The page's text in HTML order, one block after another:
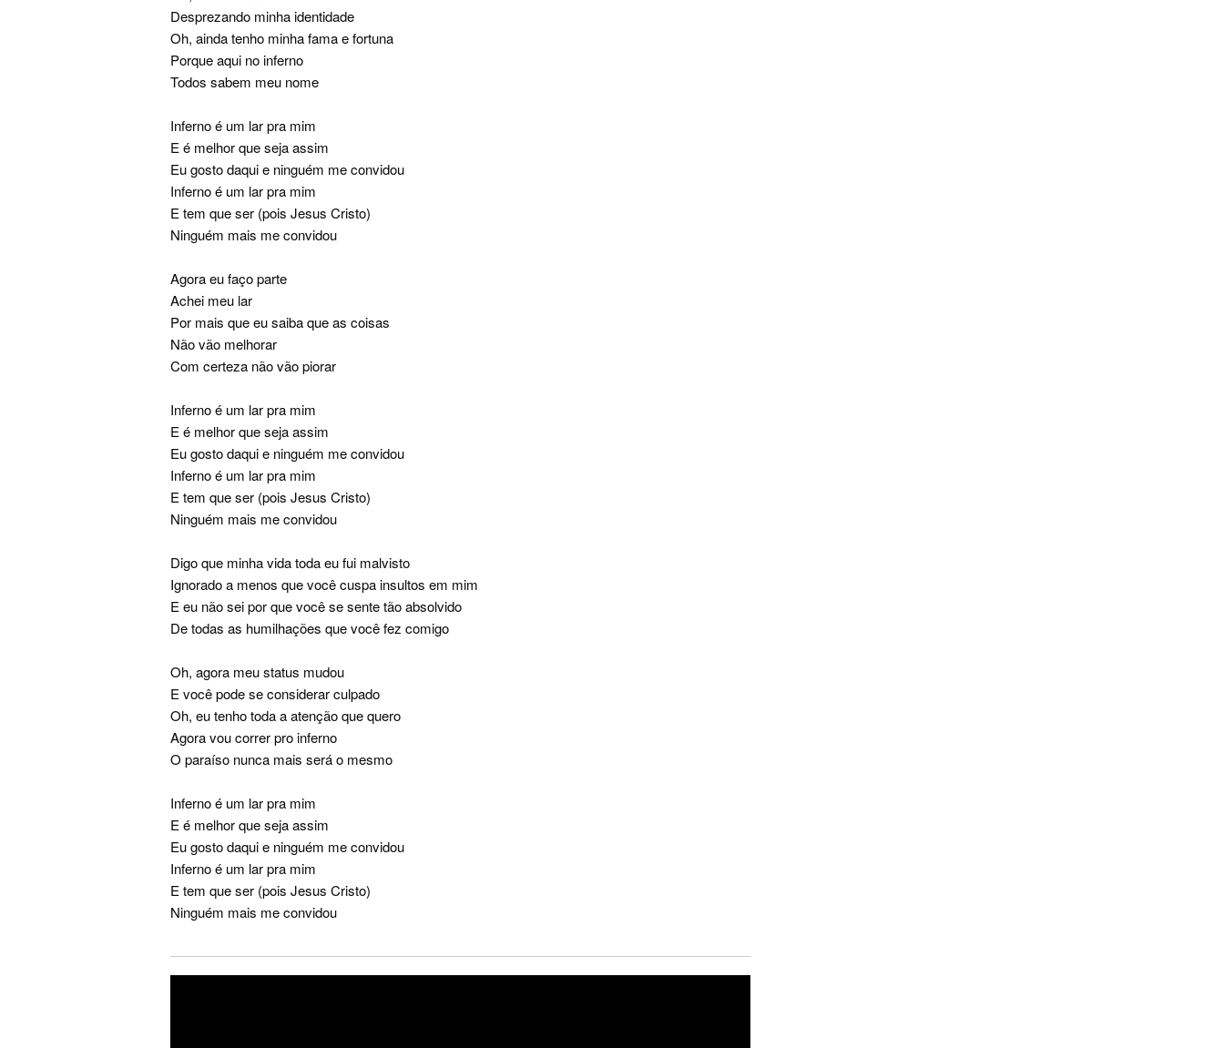
Desprezando minha identidade
Oh, ainda tenho minha fama e fortuna
Porque aqui no inferno
Todos sabem meu nome
Inferno é um lar pra mim
E é melhor que seja assim
Eu gosto daqui e ninguém me convidou
Inferno é um lar pra mim
E tem que ser (pois Jesus Cristo)
Ninguém mais me convidou
Agora eu faço parte
Achei meu lar
Por mais que eu saiba que as coisas
Não vão melhorar
Com certeza não vão piorar
Inferno é um lar pra mim
E é melhor que seja assim
Eu gosto daqui e ninguém me convidou
Inferno é um lar pra mim
E tem que ser (pois Jesus Cristo)
Ninguém mais me convidou
Digo que minha vida toda eu fui malvisto
Ignorado a menos que você cuspa insultos em mim
E eu não sei por que você se sente tão absolvido
De todas as humilhações que você fez comigo
Oh, agora meu status mudou
E você pode se considerar culpado
Oh, eu tenho toda a atenção que quero
Agora vou correr pro inferno
O paraíso nunca mais será o mesmo
Inferno é um lar pra mim
E é melhor que seja assim
Eu gosto daqui e ninguém me convidou
Inferno é um lar pra mim
E tem que ser (pois Jesus Cristo)
Ninguém mais me convidou